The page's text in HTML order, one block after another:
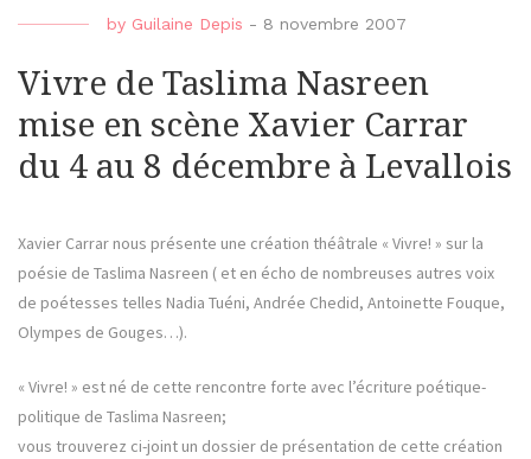
by Guilaine Depis - 8 novembre 2007
Vivre de Taslima Nasreen
mise en scène Xavier Carrar
du 4 au 8 décembre à Levallois
Xavier Carrar nous présente une création théâtrale « Vivre! » sur la
poésie de Taslima Nasreen ( et en écho de nombreuses autres voix
de poétesses telles Nadia Tuéni, Andrée Chedid, Antoinette Fouque,
Olympes de Gouges…).
« Vivre! » est né de cette rencontre forte avec l’écriture poétique-
politique de Taslima Nasreen;
vous trouverez ci-joint un dossier de présentation de cette création